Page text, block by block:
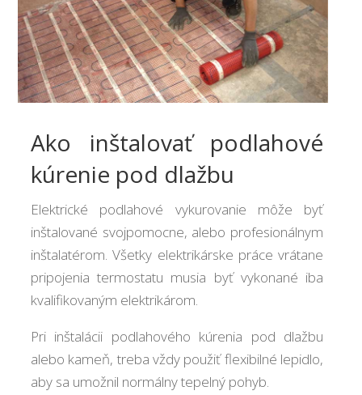
Ako inštalovať podlahové
kúrenie pod dlažbu
Elektrické podlahové vykurovanie môže byť
inštalované svojpomocne, alebo profesionálnym
inštalatérom. Všetky elektrikárske práce vrátane
pripojenia termostatu musia byť vykonané iba
kvalifikovaným elektrikárom.
Pri inštalácii podlahového kúrenia pod dlažbu
alebo kameň, treba vždy použiť flexibilné lepidlo,
aby sa umožnil normálny tepelný pohyb.